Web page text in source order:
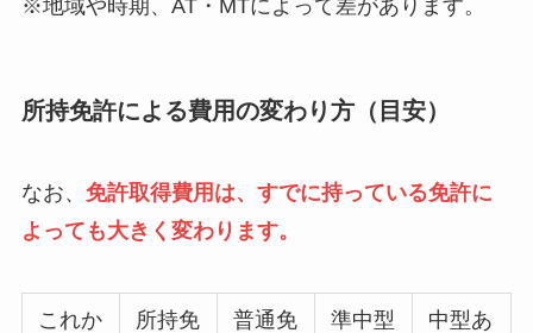
※地域や時期、AT・MTによって差があります。
所持免許による費用の変わり方（目安）
なお、 免許取得費用は、すでに持っている免許に
よっても大きく変わります。
これか
所持免
普通免
準中型
中型あ